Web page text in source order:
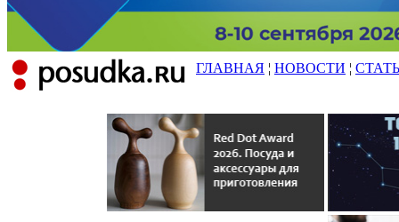
ГЛАВНАЯ ¦ НОВОСТИ ¦